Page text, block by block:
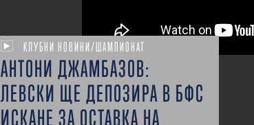
КЛУБНИ НОВИНИ/ШАМПИОНАТ
АНТОНИ ДЖАМБАЗОВ:
ЛЕВСКИ ЩЕ ДЕПОЗИРА В БФС
ИСКАНЕ ЗА ОСТАВКА НА